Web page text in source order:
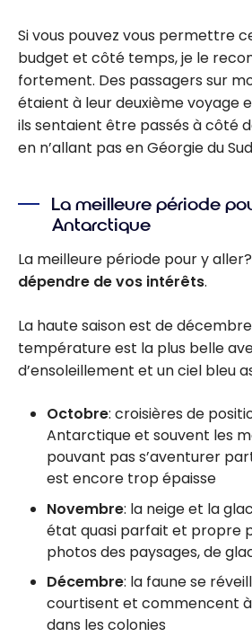
Si vous pouvez vous permettre
budget et côté temps, je le
fortement. Des passagers sur
étaient à leur deuxième voyage
ils sentaient être passés à côté
en n’allant pas en Géorgie du
La meilleure période
Antarctique
La meilleure période pour y aller?
dépendre de vos intérêts.
La haute saison est de
température est la plus belle
d’ensoleillement et un ciel bleu
Octobre: croisières de
Antarctique et souvent les
pouvant pas s’aventurer
est encore trop épaisse
Novembre: la neige et la
état quasi parfait et propre
photos des paysages, de
Décembre: la faune se
courtisent et commencent
dans les colonies